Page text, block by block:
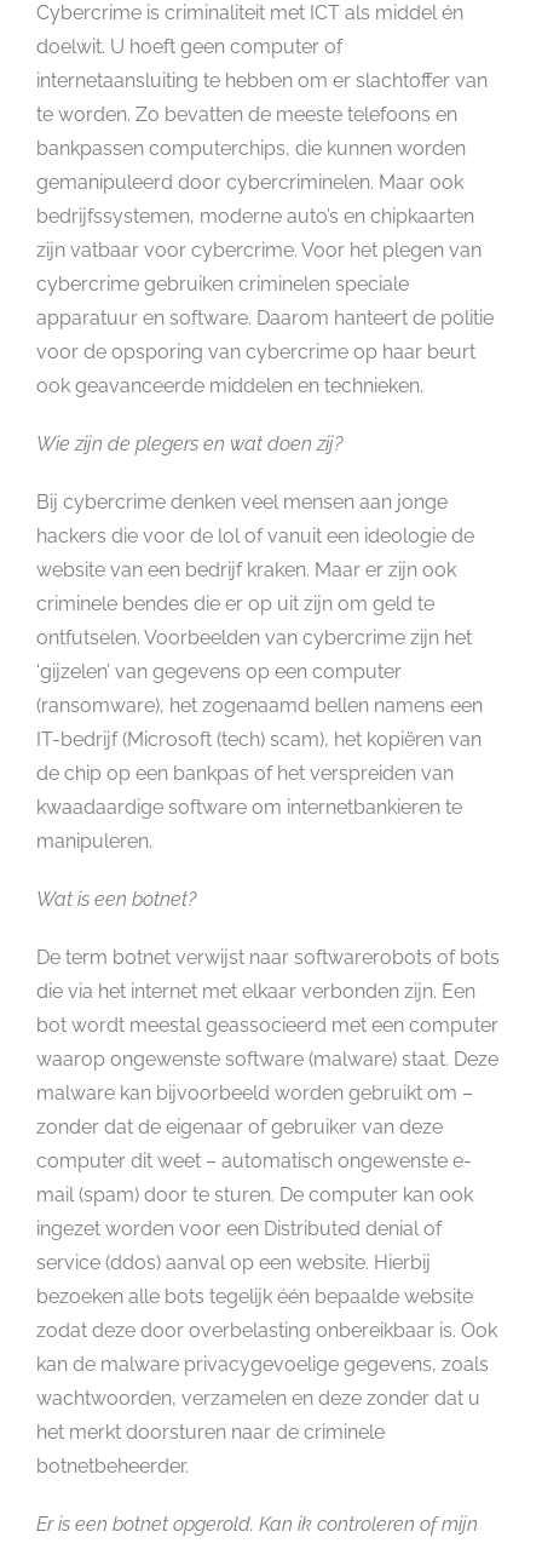
Cybercrime is criminaliteit met ICT als middel én
doelwit. U hoeft geen computer of
internetaansluiting te hebben om er slachtoffer van
te worden. Zo bevatten de meeste telefoons en
bankpassen computerchips, die kunnen worden
gemanipuleerd door cybercriminelen. Maar ook
bedrijfssystemen, moderne auto’s en chipkaarten
zijn vatbaar voor cybercrime. Voor het plegen van
cybercrime gebruiken criminelen speciale
apparatuur en software. Daarom hanteert de politie
voor de opsporing van cybercrime op haar beurt
ook geavanceerde middelen en technieken.
Wie zijn de plegers en wat doen zij?
Bij cybercrime denken veel mensen aan jonge
hackers die voor de lol of vanuit een ideologie de
website van een bedrijf kraken. Maar er zijn ook
criminele bendes die er op uit zijn om geld te
ontfutselen. Voorbeelden van cybercrime zijn het
‘gijzelen’ van gegevens op een computer
(ransomware), het zogenaamd bellen namens een
IT-bedrijf (Microsoft (tech) scam), het kopiëren van
de chip op een bankpas of het verspreiden van
kwaadaardige software om internetbankieren te
manipuleren.
Wat is een botnet?
De term botnet verwijst naar softwarerobots of bots
die via het internet met elkaar verbonden zijn. Een
bot wordt meestal geassocieerd met een computer
waarop ongewenste software (malware) staat. Deze
malware kan bijvoorbeeld worden gebruikt om –
zonder dat de eigenaar of gebruiker van deze
computer dit weet – automatisch ongewenste e-
mail (spam) door te sturen. De computer kan ook
ingezet worden voor een Distributed denial of
service (ddos) aanval op een website. Hierbij
bezoeken alle bots tegelijk één bepaalde website
zodat deze door overbelasting onbereikbaar is. Ook
kan de malware privacygevoelige gegevens, zoals
wachtwoorden, verzamelen en deze zonder dat u
het merkt doorsturen naar de criminele
botnetbeheerder.
Er is een botnet opgerold. Kan ik controleren of mijn